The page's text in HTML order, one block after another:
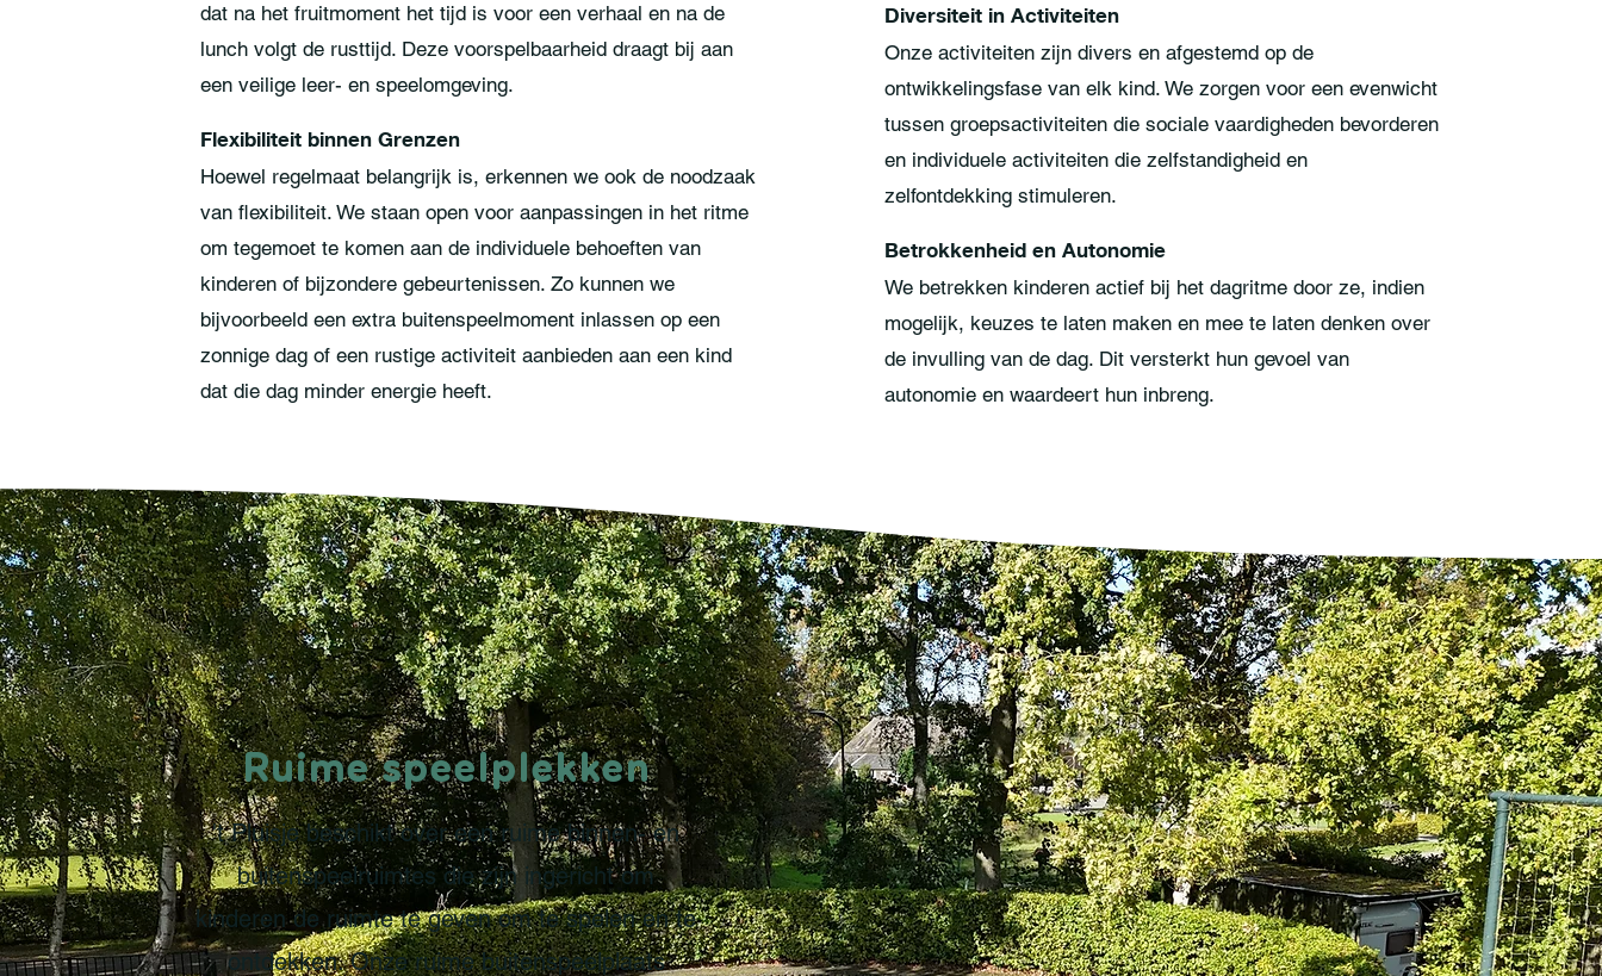
dat na het fruitmoment het tijd is voor een verhaal en na de
lunch volgt de rusttijd. Deze voorspelbaarheid draagt bij aan
een veilige leer- en speelomgeving.
Flexibiliteit binnen Grenzen
Hoewel regelmaat belangrijk is, erkennen we ook de noodzaak
van flexibiliteit. We staan open voor aanpassingen in het ritme
om tegemoet te komen aan de individuele behoeften van
kinderen of bijzondere gebeurtenissen. Zo kunnen we
bijvoorbeeld een extra buitenspeelmoment inlassen op een
zonnige dag of een rustige activiteit aanbieden aan een kind
dat die dag minder energie heeft.
Diversiteit in Activiteiten
Onze activiteiten zijn divers en afgestemd op de
ontwikkelingsfase van elk kind. We zorgen voor een evenwicht
tussen groepsactiviteiten die sociale vaardigheden bevorderen
en individuele activiteiten die zelfstandigheid en
zelfontdekking stimuleren.
Betrokkenheid en Autonomie
We betrekken kinderen actief bij het dagritme door ze, indien
mogelijk, keuzes te laten maken en mee te laten denken over
de invulling van de dag. Dit versterkt hun gevoel van
autonomie en waardeert hun inbreng.
Ruime speelplekken
't Pluisje beschikt over een ruime binnen- en
buitenspeelruimtes die zijn ingericht om
kinderen de ruimte te geven om te spelen en te
ontdekken. Onze ruime buitenspeelplaats